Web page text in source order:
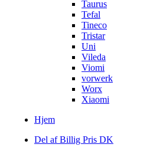
Taurus
Tefal
Tineco
Tristar
Uni
Vileda
Viomi
vorwerk
Worx
Xiaomi
Hjem
Del af Billig Pris DK